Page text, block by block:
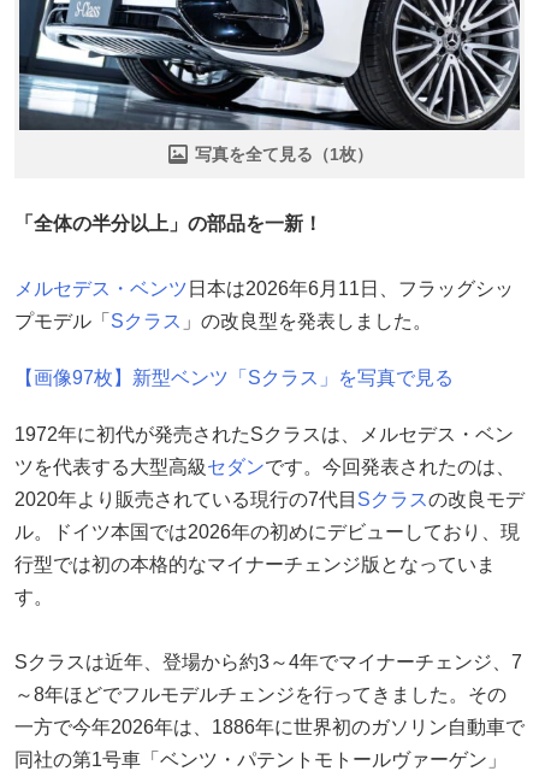
写真を全て見る（1枚）
「全体の半分以上」の部品を一新！
メルセデス・ベンツ 日本は2026年6月11日、フラッグシッ
プモデル「 Sクラス 」の改良型を発表しました。
【画像97枚】新型ベンツ「Sクラス」を写真で見る
1972年に初代が発売されたSクラスは、メルセデス・ベン
ツを代表する大型高級セダンです。今回発表されたのは、
2020年より販売されている現行の7代目 Sクラスの改良モデ
ル。ドイツ本国では2026年の初めにデビューしており、現
行型では初の本格的なマイナーチェンジ版となっていま
す。
Sクラスは近年、登場から約3～4年でマイナーチェンジ、7
～8年ほどでフルモデルチェンジを行ってきました。その
一方で今年2026年は、1886年に世界初のガソリン自動車で
同社の第1号車「ベンツ・パテントモトールヴァーゲン」